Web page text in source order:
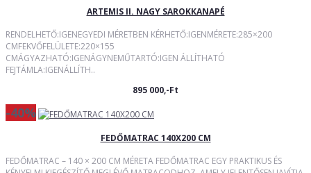
ARTEMIS II. NAGY SAROKKANAPÉ
RENDELHETŐ:IGENEGYEDI MÉRETBEN KÉRHETŐ:IGENMÉRETE:285×200
CMFEKVŐFELÜLETE:220×155
CMÁGYAZHATÓ:IGENÁGYNEMŰTARTÓ:IGEN ÁLLÍTHATÓ
FEJTÁMLA:IGENÁLLÍTH..
895 000,-Ft
-40%
FEDŐMATRAC 140X200 CM
FEDŐMATRAC – 140 × 200 CM MÉRETA FEDŐMATRAC EGY PRAKTIKUS ÉS